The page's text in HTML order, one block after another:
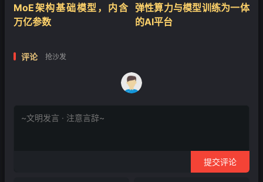
MoE架构基础模型，内含
万亿参数
弹性算力与模型训练为一体
的AI平台
评论 抢沙发
提交评论